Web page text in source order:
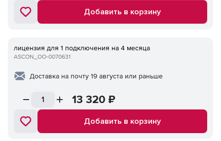
Добавить в корзину
лицензия для 1 подключения на 4 месяца
ASCON_ОО-0070631
Доставка на почту 19 августа или раньше
13 320 ₽
Добавить в корзину